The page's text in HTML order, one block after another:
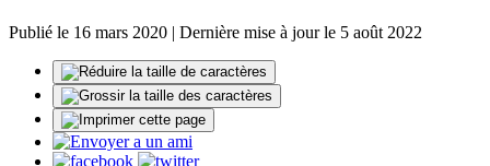
Publié le 16 mars 2020 | Dernière mise à jour le 5 août 2022